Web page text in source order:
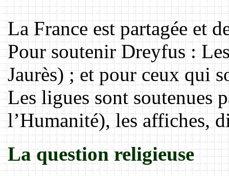
La France est partagée et
Pour soutenir Dreyfus :
Jaurès) ; et pour ceux qui
Les ligues sont soutenues
l’Humanité), les affiches,
La question religieuse